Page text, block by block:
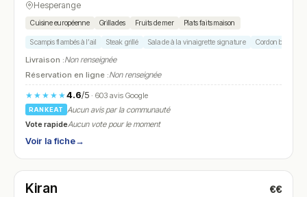
Hesperange
Cuisine européenne Grillades Fruits de mer Plats faits maison
Scampis flambés à l’ail Steak grillé Salade à la vinaigrette signature Cordon bleu
Livraison :Non renseignée
Réservation en ligne :Non renseignée
★★★★★4.6/5· 603 avis Google
RANKEAT
Aucun avis par la communauté
Vote rapideAucun vote pour le moment
Voir la fiche→
N° 6
Kiran €€